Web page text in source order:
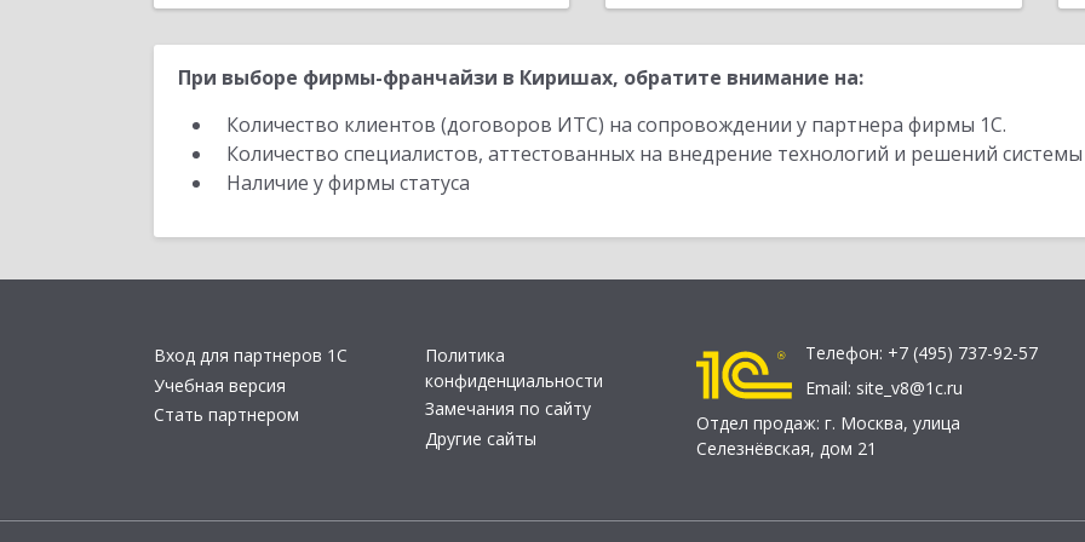
При выборе фирмы-франчайзи в Киришах, обратите внимание на:
Количество клиентов (договоров ИТС) на сопровождении у партнера фирмы 1С.
Количество специалистов, аттестованных на внедрение технологий и решений
Наличие у фирмы статуса
Вход для партнеров 1С
Учебная версия
Стать партнером
Политика
конфиденциальности
Замечания по сайту
Другие сайты
Телефон: +7 (495) 737-92-57
Email: site_v8@1c.ru
Отдел продаж: г. Москва, улица
Селезнёвская, дом 21